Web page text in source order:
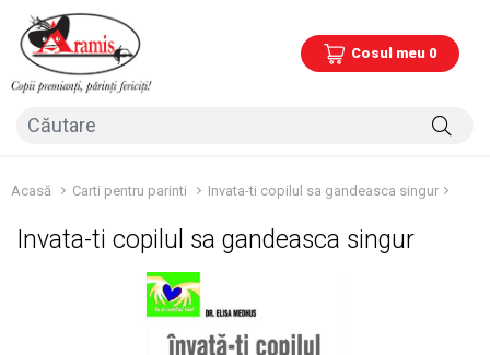
Cosul meu 0
Acasă Carti pentru parinti Invata-ti copilul sa gandeasca singur
Invata-ti copilul sa gandeasca singur